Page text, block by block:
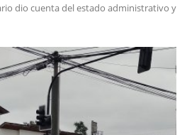
dio cuenta del estado administrativo y